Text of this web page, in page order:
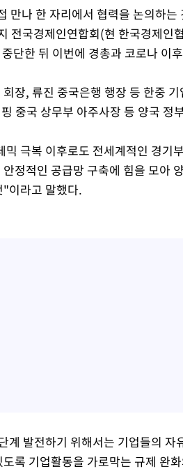
만나 한 자리에서 협력을 논의하
전국경제인연합회(현 한국경제인
단한 뒤 이번에 경총과 코로나 이
장, 류진 중국은행 행장 등 한중
중국 상무부 아주사장 등 양국 정
극복 이후로도 전세계적인 경기
정적인 공급망 구축에 힘을 모아
"이라고 말했다.
계 발전하기 위해서는 기업들의
록 기업활동을 가로막는 규제 완